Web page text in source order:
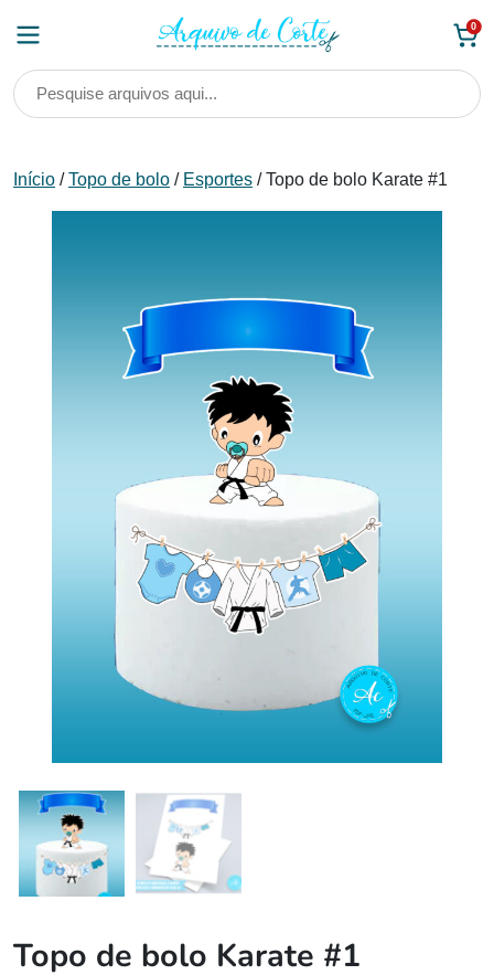
0
Início /Topo de bolo / Esportes / Topo de bolo Karate #1
Topo de bolo Karate #1